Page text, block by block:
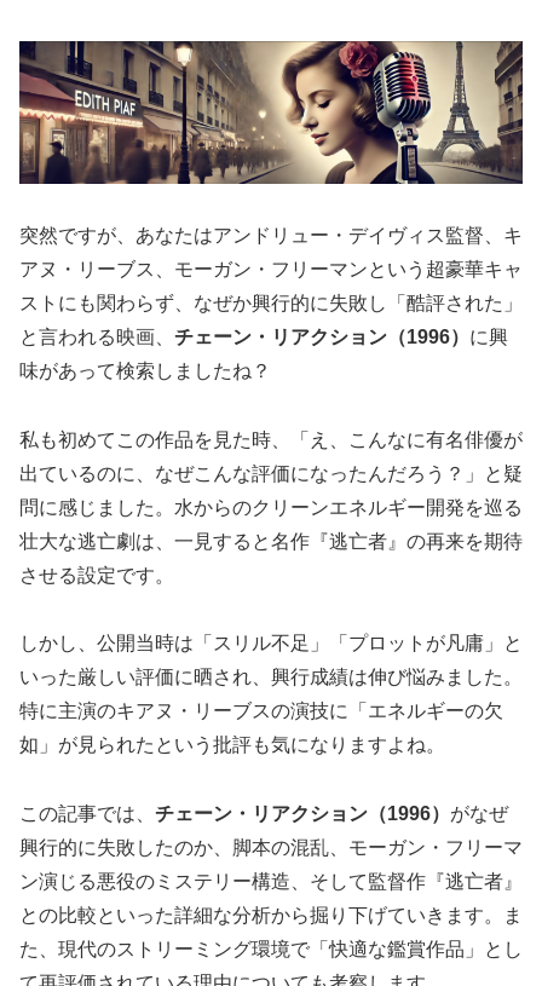
突然ですが、あなたはアンドリュー・デイヴィス監督、キ
アヌ・リーブス、モーガン・フリーマンという超豪華キャ
ストにも関わらず、なぜか興行的に失敗し「酷評された」
と言われる映画
チェーン・リアクション（1996） に興
味があって検索しましたね？
私も初めてこの作品を見た時、「え、こんなに有名俳優が
出ているのに、なぜこんな評価になったんだろう？」と疑
問に感じました。水からのクリーンエネルギー開発を巡る
壮大な逃亡劇は、一見すると名作『逃亡者』の再来を期待
させる設定です。
しかし、公開当時は「スリル不足」「プロットが凡庸」と
いった厳しい評価に晒され、興行成績は伸び悩みました。
特に主演のキアヌ・リーブスの演技に「エネルギーの欠
如」が見られたという批評も気になりますよね。
この記事では、 チェーン・リアクション（1996） がなぜ
興行的に失敗したのか、脚本の混乱、モーガン・フリーマ
ン演じる悪役のミステリー構造、そして監督作『逃亡者』
との比較といった詳細な分析から掘り下げていきます。ま
た、現代のストリーミング環境で「快適な鑑賞作品」とし